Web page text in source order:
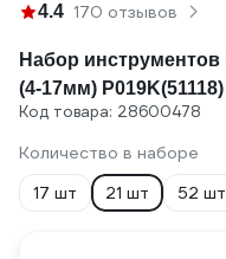
4.4 170 отзывов
Набор
(4-17мм) P019K(51118)
Код товара: 28600478
Количество в наборе
17 шт
21 шт 52 шт